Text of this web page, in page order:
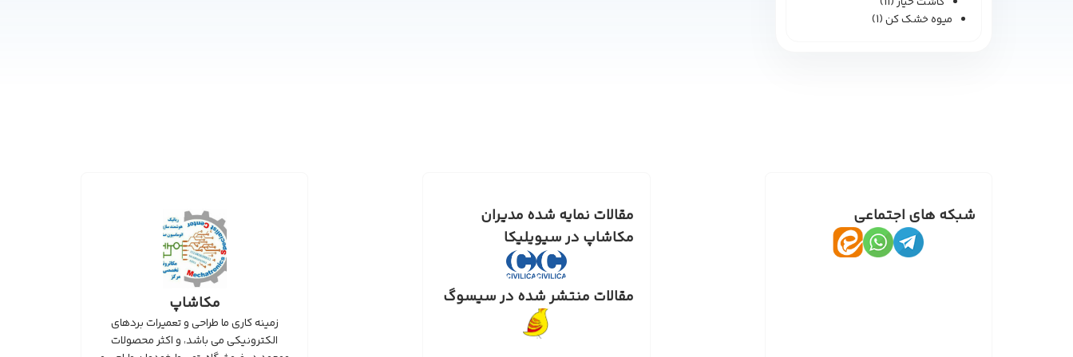
میوه خشک کن(1)
شبکه های اجتماعی
مقالات نمایه شده مدیران
مکاشاپ در سیویلیکا
مقالات منتشر شده در سیسوگ مکاشاپ
زمینه کاری ما طراحی و تعمیرات بردهای
الکترونیکی می باشد، و اکثر محصولات